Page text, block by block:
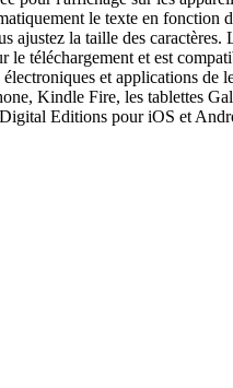
le texte en fonction
ajustez la taille des caractères.
le téléchargement et est
électroniques et applications de
Kindle Fire, les tablettes
Editions pour iOS et